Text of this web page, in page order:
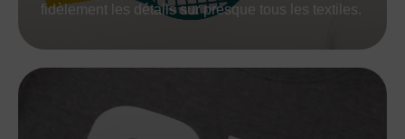
fidèlement les détails sur presque tous les textiles.